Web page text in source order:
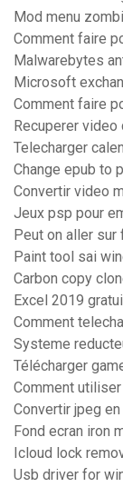
Mod menu
Comment faire
Malwarebytes
Microsoft
Comment faire
Recuperer video
Telecharger
Change epub to
Convertir video
Jeux psp pour
Peut on aller
Paint tool sai
Carbon copy
Excel 2019
Comment
Systeme
Télécharger
Comment
Convertir jpeg
Fond ecran iron
Icloud lock
Usb driver for